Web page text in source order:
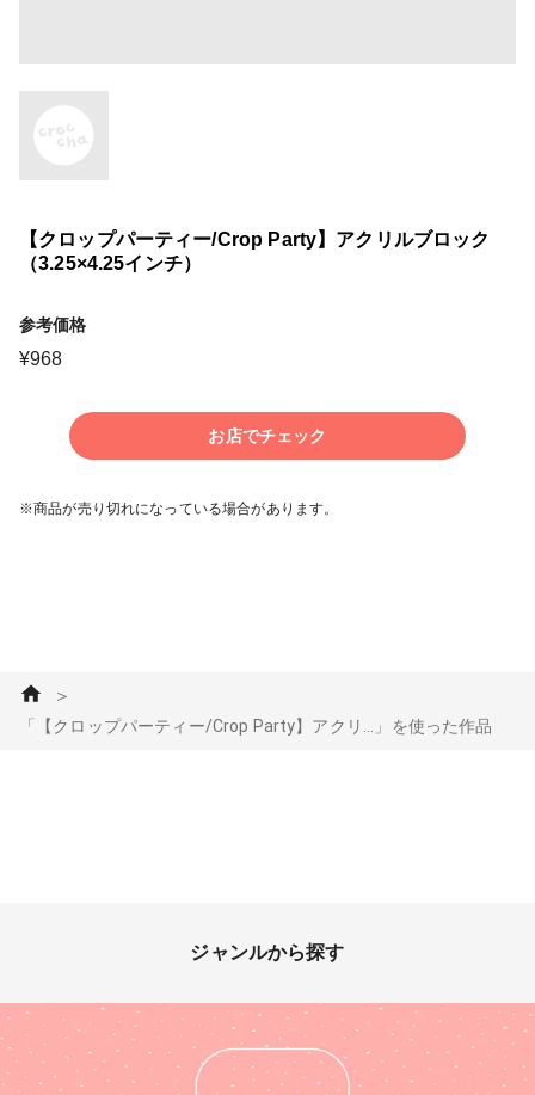
【クロップパーティー/Crop Party】アクリルブロック
（3.25×4.25インチ）
参考価格
¥968
お店でチェック
※商品が売り切れになっている場合があります。
＞
「【クロップパーティー/Crop Party】アクリ...」を使った作品
ジャンルから探す